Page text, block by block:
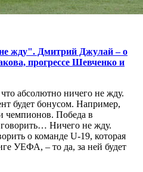
жду". Дмитрий Джулай – о
прогрессе Шевченко и
абсолютно ничего не жду.
будет бонусом. Например,
чемпионов. Победа в
Ничего не жду.
о команде U-19, которая
УЕФА, – то да, за ней будет